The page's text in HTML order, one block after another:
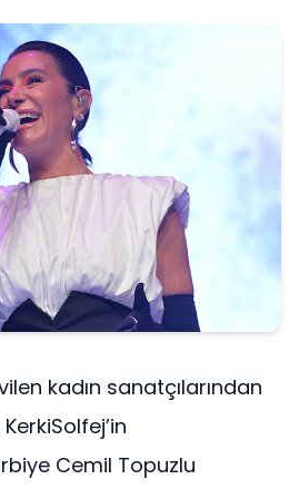
kadın sanatçılarından
Cemil Topuzlu